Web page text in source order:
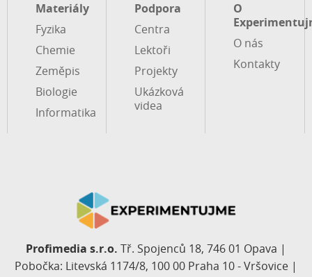
Materiály
Fyzika
Chemie
Zeměpis
Biologie
Informatika
Podpora
Centra
Lektoři
Projekty
Ukázková
videa
O
O nás
Kontakty
Profimedia s.r.o. Tř. Spojenců 18, 746 01 Opava |
Pobočka: Litevská 1174/8, 100 00 Praha 10 - Vršovice |